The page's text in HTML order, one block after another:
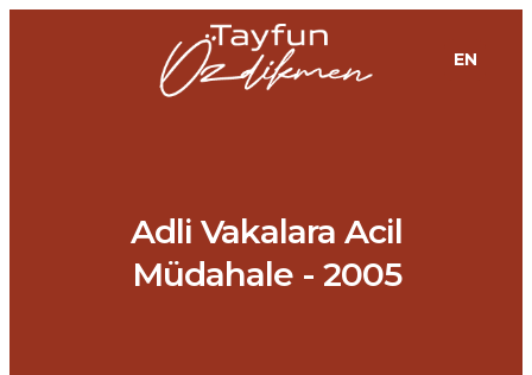
EN
Adli Vakalara Acil
Müdahale - 2005